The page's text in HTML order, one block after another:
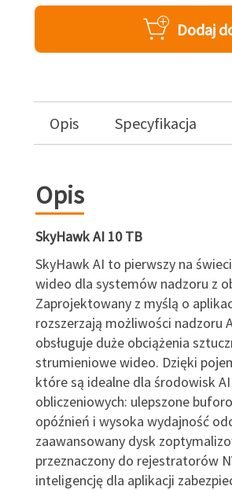
Dodaj
Opis Specyfikacja
Opis
SkyHawk AI 10 TB
SkyHawk AI to pierwszy na
wideo dla systemów nadzoru z
Zaprojektowany z myślą o
rozszerzają możliwości nadzoru
obsługuje duże obciążenia
strumieniowe wideo. Dzięki
które są idealne dla środowisk
obliczeniowych: ulepszone
opóźnień i wysoka wydajność
zaawansowany dysk
przeznaczony do rejestratorów
inteligencję dla aplikacji